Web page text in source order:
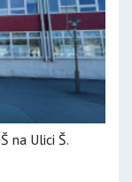
na Ulici Š.